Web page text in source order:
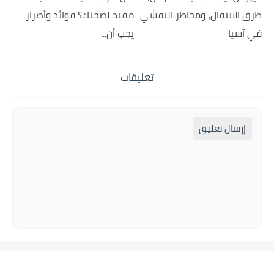
طرق الانتقال، ومخاطر التفشي
في آسيا
مفيد لصحتك؟ فوائد وأضرار
يجب أن...
تعليقات
إرسال تعليق